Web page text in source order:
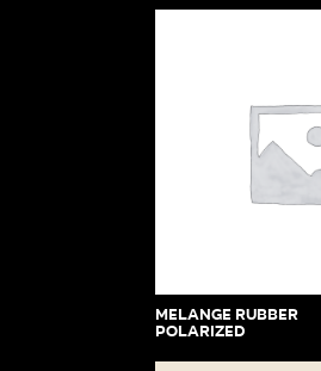
Melange Rubber
Polarized